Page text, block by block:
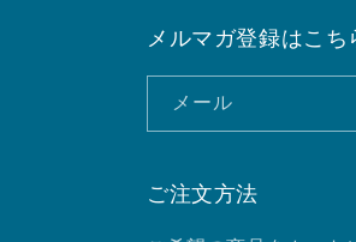
メルマガ登録はこち
メール
ご注文方法